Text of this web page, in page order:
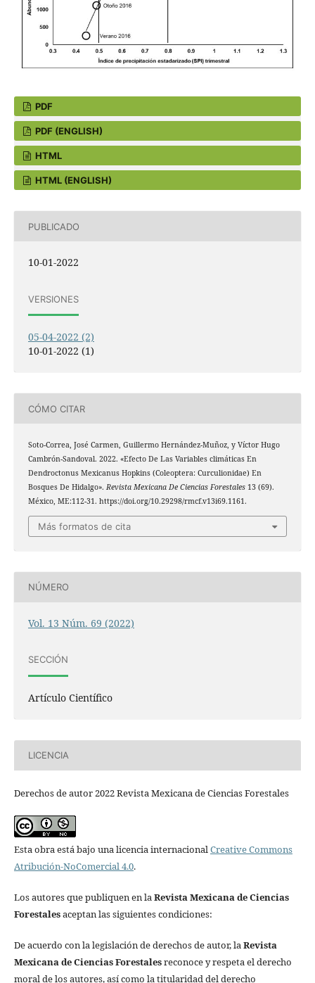
PDF
PDF (ENGLISH)
HTML
HTML (ENGLISH)
PUBLICADO
10-01-2022
VERSIONES
05-04-2022 (2)
10-01-2022 (1)
CÓMO CITAR
Soto-Correa, José Carmen, Guillermo Hernández-Muñoz, y Víctor Hugo
Cambrón-Sandoval. 2022. «Efecto De Las Variables climáticas En
Dendroctonus Mexicanus Hopkins (Coleoptera: Curculionidae) En
Bosques De Hidalgo». Revista Mexicana De Ciencias Forestales13 (69).
México, ME:112-31. https://doi.org/10.29298/rmcf.v13i69.1161.
Más formatos de cita
NÚMERO
Vol. 13 Núm. 69 (2022)
SECCIÓN
Artículo Científico
LICENCIA
Derechos de autor 2022 Revista Mexicana de Ciencias Forestales
Esta obra está bajo una licencia internacionalCreative Commons
Atribución-NoComercial 4.0.
Los autores que publiquen en laRevista Mexicana de Ciencias
Forestalesaceptan las siguientes condiciones:
De acuerdo con la legislación de derechos de autor, laRevista
Mexicana de Ciencias Forestalesreconoce y respeta el derecho
moral de los autores, así como la titularidad del derecho